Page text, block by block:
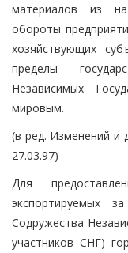
материалов из
обороты
хозяйствующих
пределы
Независимых
мировым.
(в ред. Изменений и
27.03.97)
Для
экспортируемых
Содружества
участников СНГ)